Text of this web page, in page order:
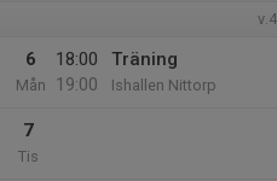
6
Mån
18:00
19:00
Träning
Ishallen Nittorp
7
Tis